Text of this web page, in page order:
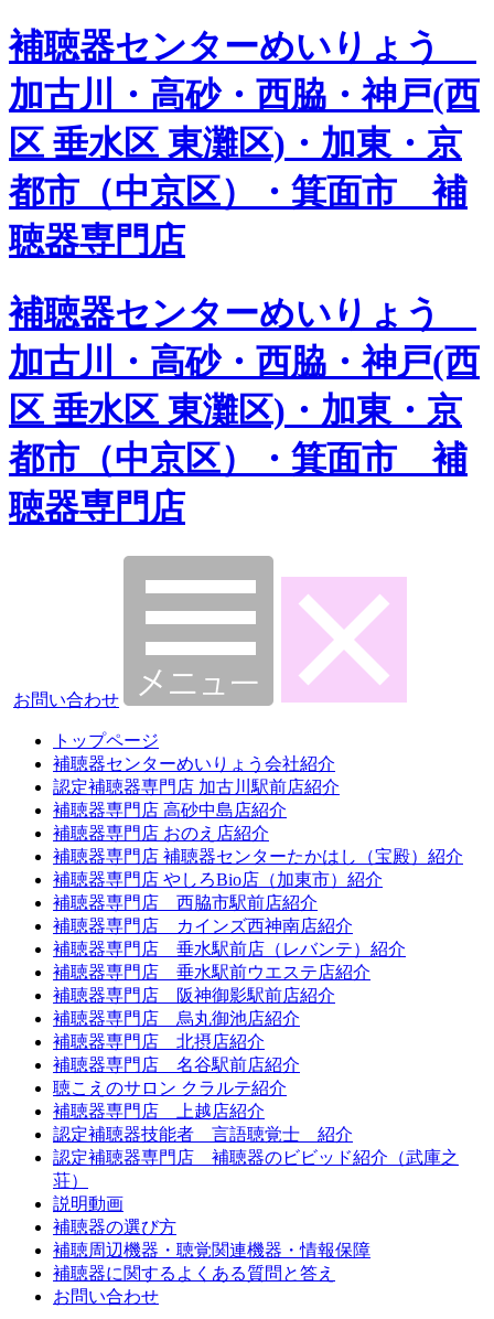
補聴器センターめいりょう
加古川・高砂・西脇・神戸(西
区 垂水区 東灘区)・加東・京
都市（中京区）・箕面市 補
聴器専門店
補聴器センターめいりょう
加古川・高砂・西脇・神戸(西
区 垂水区 東灘区)・加東・京
都市（中京区）・箕面市 補
聴器専門店
お問い合わせ
トップページ
補聴器センターめいりょう会社紹介
認定補聴器専門店 加古川駅前店紹介
補聴器専門店 高砂中島店紹介
補聴器専門店 おのえ店紹介
補聴器専門店 補聴器センターたかはし（宝殿）紹介
補聴器専門店 やしろBio店（加東市）紹介
補聴器専門店 西脇市駅前店紹介
補聴器専門店 カインズ西神南店紹介
補聴器専門店 垂水駅前店（レバンテ）紹介
補聴器専門店 垂水駅前ウエステ店紹介
補聴器専門店 阪神御影駅前店紹介
補聴器専門店 烏丸御池店紹介
補聴器専門店 北摂店紹介
補聴器専門店 名谷駅前店紹介
聴こえのサロン クラルテ紹介
補聴器専門店 上越店紹介
認定補聴器技能者 言語聴覚士 紹介
認定補聴器専門店 補聴器のビビッド紹介（武庫之
荘）
説明動画
補聴器の選び方
補聴周辺機器・聴覚関連機器・情報保障
補聴器に関するよくある質問と答え
お問い合わせ